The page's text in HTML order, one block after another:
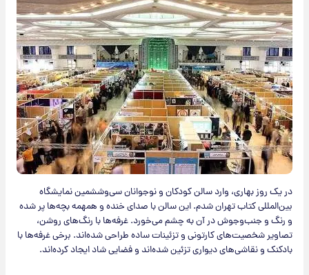
در یک روز بهاری، وارد سالن کودکان و نوجوانان سی‌و‌ششمین نمایشگاه
بین‌المللی کتاب تهران شدم. این سالن با صدای خنده و همهمه بچه‌ها پر شده
و رنگ و جنب‌وجوش در آن به چشم می‌خورد. غرفه‌ها با رنگ‌های روشن،
تصاویر شخصیت‌های کارتونی و تزئینات ساده طراحی شده‌اند. برخی غرفه‌ها با
بادکنک و نقاشی‌های دیواری تزئین شده‌اند و فضایی شاد ایجاد کرده‌اند.